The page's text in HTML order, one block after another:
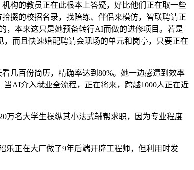
构的教员正在此根本上答疑，好比他们正在取一些
掇的校招名录，找陪练、伴侣来模仿，智联聘请正
，本来这只是她预备转行AI而做的进修项目。若是
而且快速婚配聘请会现场的单元和岗亭，只要正在
几百份简历，精确率达到80%。她一边感遭到效率
AI介入就业全流程，正在将来，跨越1000人正在近
名大学生操纵其小法式辅帮求职，因为专业程度
正在大厂做了9年后端开辟工程师，但利用时发